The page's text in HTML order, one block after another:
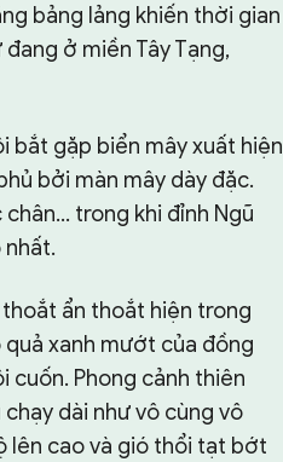
bảng lảng khiến thời gian
ở miền Tây Tạng,
bắt gặp biển mây xuất hiện
bởi màn mây dày đặc.
trong khi đỉnh Ngũ
nhất.
ẩn thoắt hiện trong
xanh mướt của đồng
cuốn. Phong cảnh thiên
dài như vô cùng vô
lên cao và gió thổi tạt bớt